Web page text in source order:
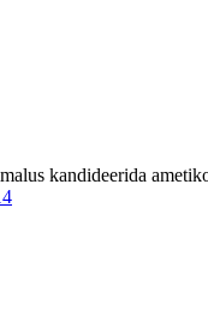
kandideerida